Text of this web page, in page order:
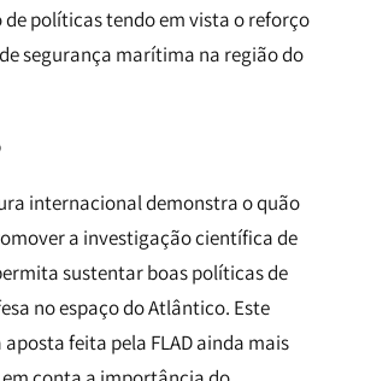
políticas tendo em vista o reforço
segurança marítima na região do
internacional demonstra o quão
a investigação científica de
sustentar boas políticas de
no espaço do Atlântico. Este
feita pela FLAD ainda mais